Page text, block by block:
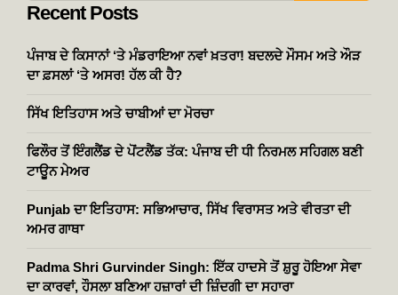
Recent Posts
ਪੰਜਾਬ ਦੇ ਕਿਸਾਨਾਂ ‘ਤੇ ਮੰਡਰਾਇਆ ਨਵਾਂ ਖ਼ਤਰਾ! ਬਦਲਦੇ ਮੌਸਮ ਅਤੇ ਔੜ
ਦਾ ਫ਼ਸਲਾਂ ‘ਤੇ ਅਸਰ! ਹੱਲ ਕੀ ਹੈ?
ਸਿੱਖ ਇਤਿਹਾਸ ਅਤੇ ਚਾਬੀਆਂ ਦਾ ਮੋਰਚਾ
ਫਿਲੌਰ ਤੋਂ ਇੰਗਲੈਂਡ ਦੇ ਪੋਂਟਲੈਂਡ ਤੱਕ: ਪੰਜਾਬ ਦੀ ਧੀ ਨਿਰਮਲ ਸਹਿਗਲ ਬਣੀ
ਟਾਊਨ ਮੇਅਰ
Punjab ਦਾ ਇਤਿਹਾਸ: ਸਭਿਆਚਾਰ, ਸਿੱਖ ਵਿਰਾਸਤ ਅਤੇ ਵੀਰਤਾ ਦੀ
ਅਮਰ ਗਾਥਾ
Padma Shri Gurvinder Singh: ਇੱਕ ਹਾਦਸੇ ਤੋਂ ਸ਼ੁਰੂ ਹੋਇਆ ਸੇਵਾ
ਦਾ ਕਾਰਵਾਂ, ਹੌਸਲਾ ਬਣਿਆ ਹਜ਼ਾਰਾਂ ਦੀ ਜ਼ਿੰਦਗੀ ਦਾ ਸਹਾਰਾ